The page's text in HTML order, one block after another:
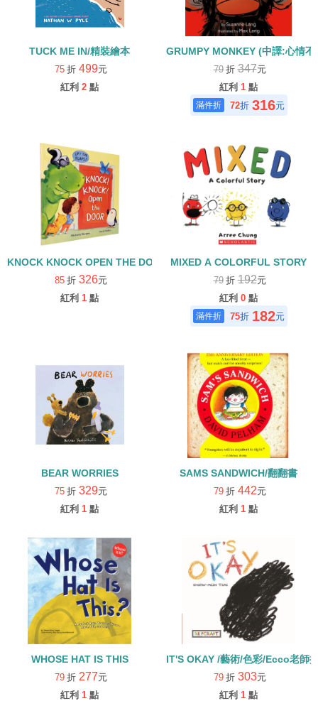
TUCK ME IN/精裝繪本
75 折 499元
紅利 2 點
GRUMPY MONKEY (中譯:心情
79 折347元
紅利 1 點
72折 316元
KNOCK KNOCK OPEN THE DOOR(中譯：叩叩叩！是誰在敲門)/大
85 折 326元
紅利 1 點
MIXED A COLORFUL STORY
79 折192元
紅利 0 點
75折 182元
BEAR WORRIES
75 折 329元
紅利 1 點
SAMS SANDWICH/翻翻書
79 折 442元
紅利 1 點
WHOSE HAT IS THIS
79 折 277元
紅利 1 點
IT'S OKAY /藝術/色彩/Ecco老師
79 折 303元
紅利 1 點